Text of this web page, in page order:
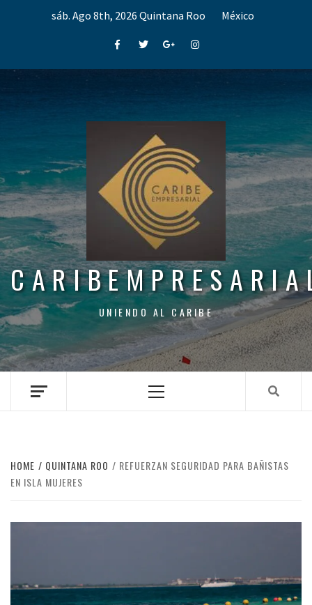
sáb. Ago 8th, 2026 Quintana Roo México
FacebookTwitterGoogle+Instagram
UNIENDO AL CARIBE
Menu
HOME QUINTANA ROO
REFUERZAN SEGURIDAD PARA BAÑISTAS
EN ISLA MUJERES